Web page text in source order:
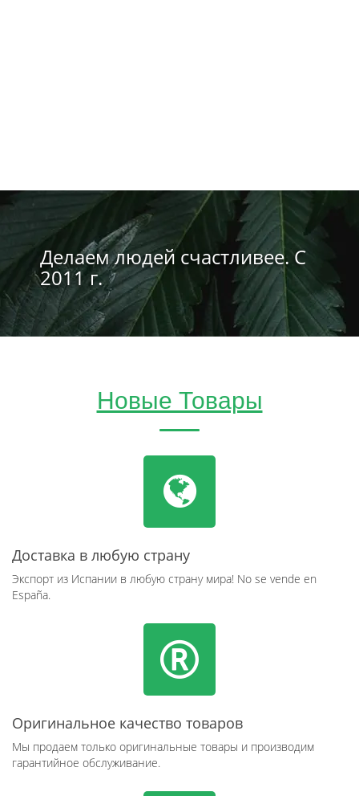
Делаем людей счастливее. С
2011 г.
Новые Товары
Доставка в любую страну
Экспорт из Испании в любую страну мира! No se vende en
España.
Оригинальное качество товаров
Мы продаем только оригинальные товары и производим
гарантийное обслуживание.